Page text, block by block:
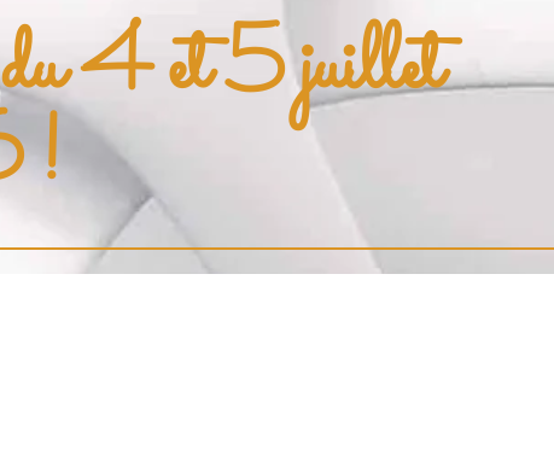
4 et 5 juillet
!